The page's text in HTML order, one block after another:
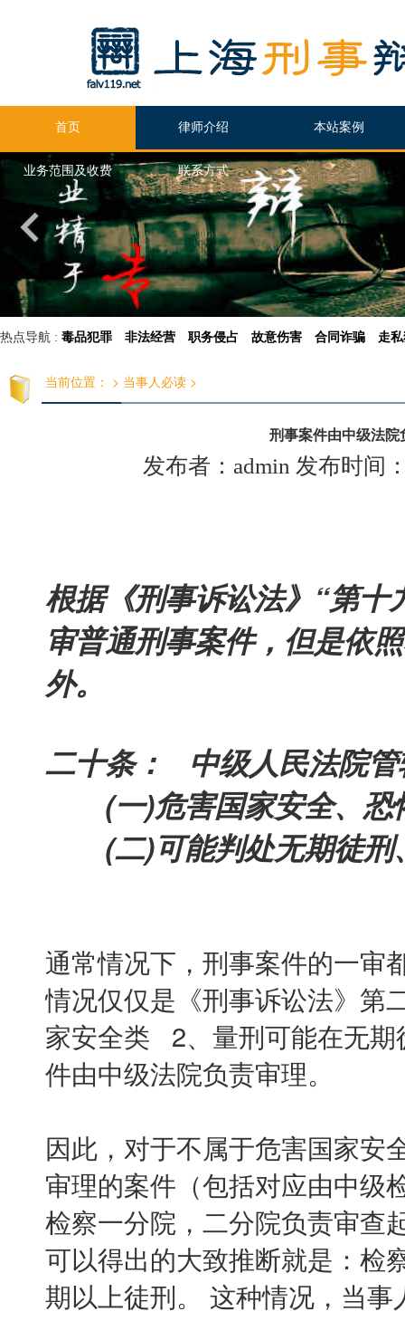
首页 律师介绍 本站案例
业务范围及收费 联系方式
热点导航 : 毒品犯罪 非法经营 职务侵占 故意伤害 合同诈骗 走
当前位置： > 当事人必读 >
刑事案件由中级法院
发布者：admin 发布时间
根据《刑事诉讼法》“第
审普通刑事案件，但是依
外。
二十条： 中级人民法院
(一)危害国家安全、恐
(二)可能判处无期徒刑
通常情况下，刑事案件的一审
情况仅仅是《刑事诉讼法》第
家安全类 2、量刑可能在无期
件由中级法院负责审理。
因此，对于不属于危害国家安
审理的案件（包括对应由中级
检察一分院，二分院负责审查
可以得出的大致推断就是：检
期以上徒刑。 这种情况，当